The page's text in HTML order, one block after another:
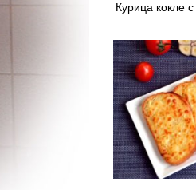
Курица кокле